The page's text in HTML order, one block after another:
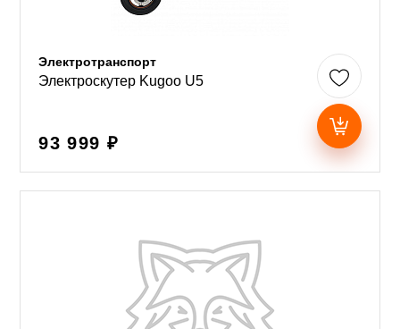
Электротранспорт
Электроскутер Kugoo U5
93 999 ₽